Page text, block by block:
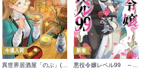
今週入荷
異世界居酒屋「のぶ」(22)
新着
悪役令嬢レベル99 ～私は裏ボスですが魔王ではありません～ その６